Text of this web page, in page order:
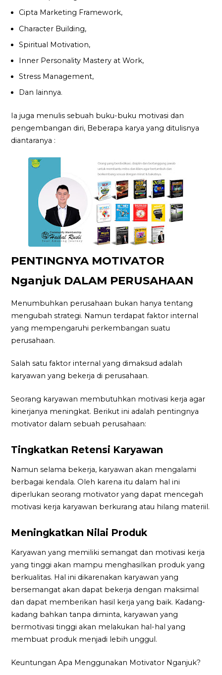
Cipta Marketing Framework,
Character Building,
Spiritual Motivation,
Inner Personality Mastery at Work,
Stress Management,
Dan lainnya.
Ia juga menulis sebuah buku-buku motivasi dan
pengembangan diri, Beberapa karya yang ditulisnya
diantaranya :
PENTINGNYA MOTIVATOR
Nganjuk DALAM PERUSAHAAN
Menumbuhkan perusahaan bukan hanya tentang
mengubah strategi. Namun terdapat faktor internal
yang mempengaruhi perkembangan suatu
perusahaan.
Salah satu faktor internal yang dimaksud adalah
karyawan yang bekerja di perusahaan.
Seorang karyawan membutuhkan motivasi kerja agar
kinerjanya meningkat. Berikut ini adalah pentingnya
motivator dalam sebuah perusahaan:
Tingkatkan Retensi Karyawan
Namun selama bekerja, karyawan akan mengalami
berbagai kendala. Oleh karena itu dalam hal ini
diperlukan seorang motivator yang dapat mencegah
motivasi kerja karyawan berkurang atau hilang materiil.
Meningkatkan Nilai Produk
Karyawan yang memiliki semangat dan motivasi kerja
yang tinggi akan mampu menghasilkan produk yang
berkualitas. Hal ini dikarenakan karyawan yang
bersemangat akan dapat bekerja dengan maksimal
dan dapat memberikan hasil kerja yang baik. Kadang-
kadang bahkan tanpa diminta, karyawan yang
bermotivasi tinggi akan melakukan hal-hal yang
membuat produk menjadi lebih unggul.
Keuntungan Apa Menggunakan Motivator Nganjuk?